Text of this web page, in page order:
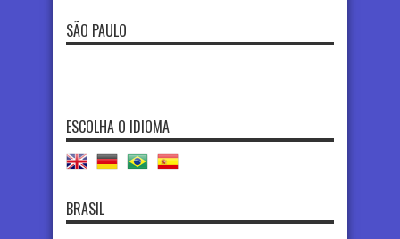
SÃO PAULO
ESCOLHA O IDIOMA
BRASIL